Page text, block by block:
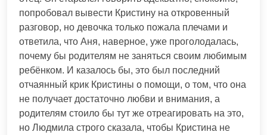
попробовал вывести Кристину на откровенный
разговор, но девочка только пожала плечами и
ответила, что Аня, наверное, уже проголодалась,
почему бы родителям не заняться своим любимым
ребёнком. И казалось бы, это был последний
отчаянный крик Кристины о помощи, о том, что она
не получает достаточно любви и внимания, а
родителям стоило бы тут же отреагировать на это,
но Людмила строго сказала, чтобы Кристина не